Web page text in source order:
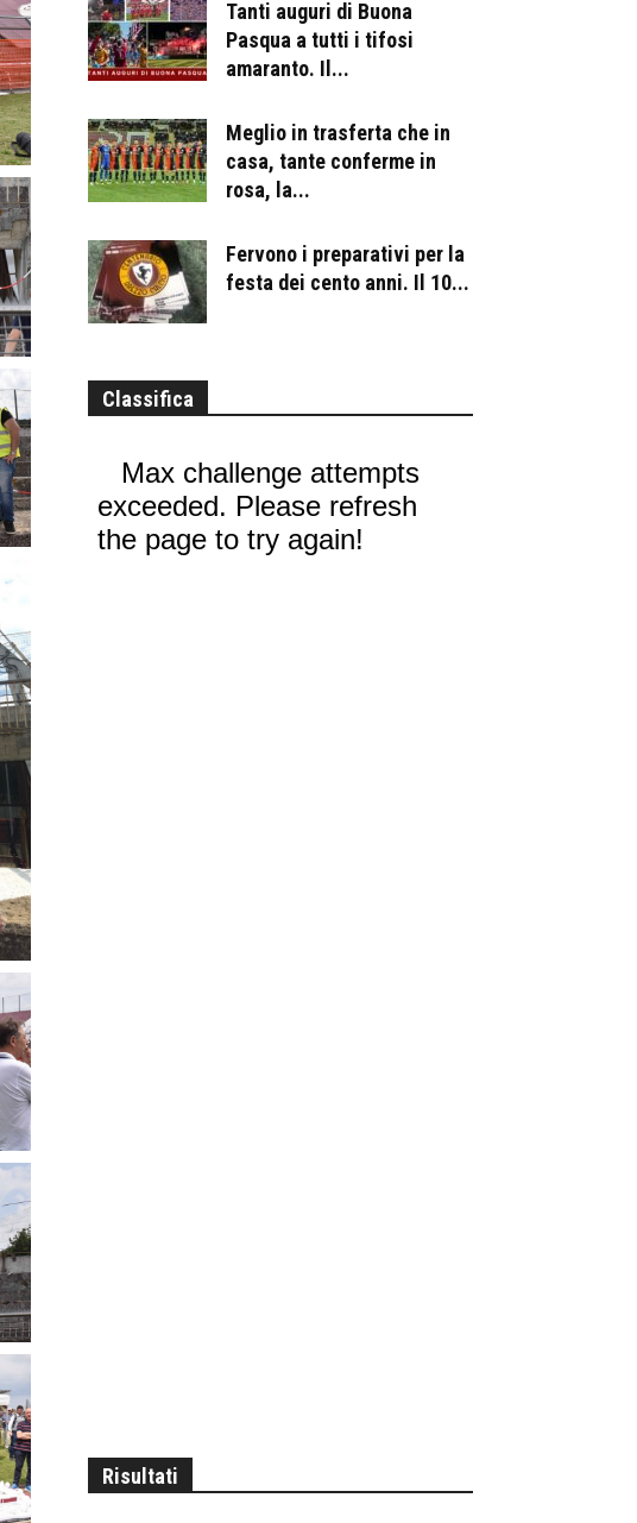
Tanti auguri di Buona
Pasqua a tutti i tifosi
amaranto. Il...
Meglio in trasferta che in
casa, tante conferme in
rosa, la...
Fervono i preparativi per la
festa dei cento anni. Il 10...
Classifica
Risultati